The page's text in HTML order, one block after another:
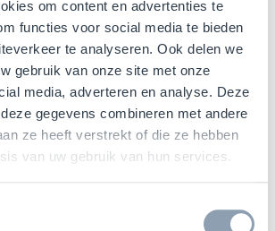
om content en advertenties te
functies voor social media te bieden
te analyseren. Ook delen we
gebruik van onze site met onze
media, adverteren en analyse. Deze
gegevens combineren met andere
ze heeft verstrekt of die ze hebben
van uw gebruik van hun services.
zijn ze perfect voor
traceren van goederen,
en andere toepassingen
gegevens cruciaal zijn.
worden aangebracht op
Naast de RFID-
informatie zoals